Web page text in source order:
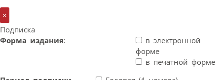
×
Подписка
Форма издания:
в электронной
форме
в печатной форме